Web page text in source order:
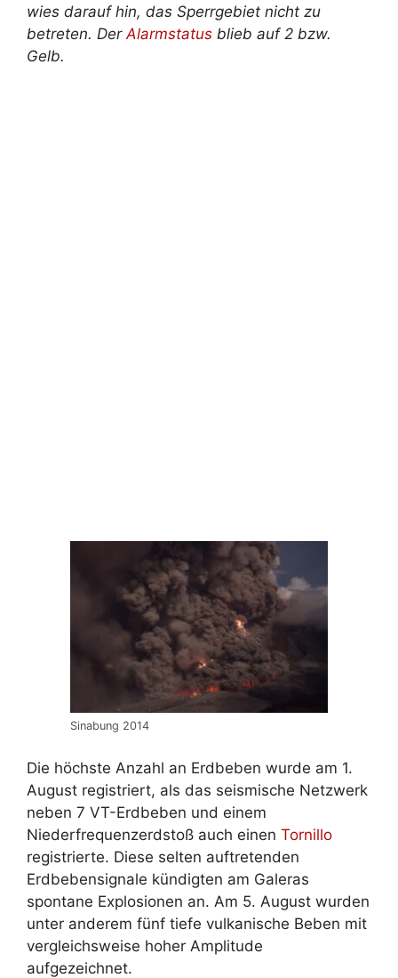
wies darauf hin, das Sperrgebiet nicht zu
betreten. DerAlarmstatus blieb auf 2 bzw.
Gelb.
Sinabung 2014
Die höchste Anzahl an Erdbeben wurde am 1.
August registriert, als das seismische Netzwerk
neben 7 VT-Erdbeben und einem
Niederfrequenzerdstoß auch einen Tornillo
registrierte. Diese selten auftretenden
Erdbebensignale kündigten am Galeras
spontane Explosionen an. Am 5. August wurden
unter anderem fünf tiefe vulkanische Beben mit
vergleichsweise hoher Amplitude
aufgezeichnet.